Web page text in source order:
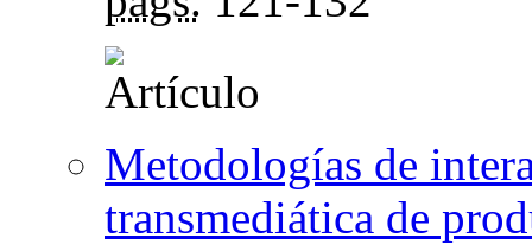
Metodologías de
transmediática de